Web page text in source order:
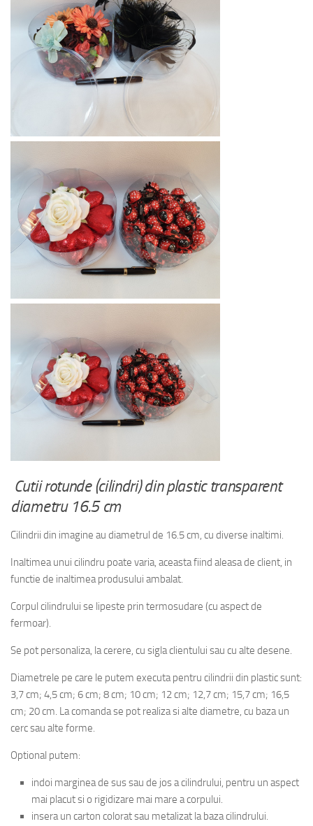
Cutii rotunde (cilindri) din plastic transparent
diametru 16.5 cm
Cilindrii din imagine au diametrul de 16.5 cm, cu diverse inaltimi.
Inaltimea unui cilindru poate varia, aceasta fiind aleasa de client, in
functie de inaltimea produsului ambalat.
Corpul cilindrului se lipeste prin termosudare (cu aspect de
fermoar).
Se pot personaliza, la cerere, cu sigla clientului sau cu alte desene.
Diametrele pe care le putem executa pentru cilindrii din plastic sunt:
3,7 cm; 4,5 cm; 6 cm; 8 cm; 10 cm; 12 cm; 12,7 cm; 15,7 cm; 16,5
cm; 20 cm. La comanda se pot realiza si alte diametre, cu baza un
cerc sau alte forme.
Optional putem:
indoi marginea de sus sau de jos a cilindrului, pentru un aspect
mai placut si o rigidizare mai mare a corpului.
insera un carton colorat sau metalizat la baza cilindrului.